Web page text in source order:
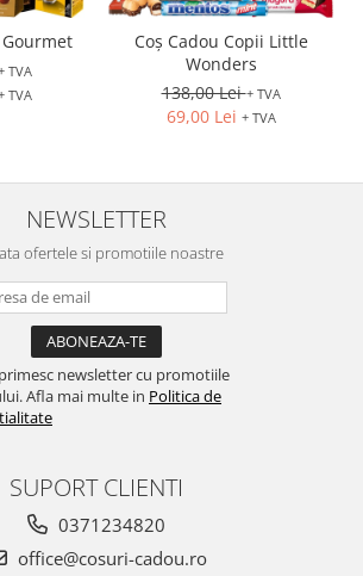
TVA
TVA
Coș Cadou Copii Little
Wonders
138,00 Lei+ TVA
69,00 Lei + TVA
NEWSLETTER
ofertele si promotiile noastre
newsletter cu promotiile
Afla mai multe in Politica de
SUPORT CLIENTI
0371234820
office@cosuri-cadou.ro